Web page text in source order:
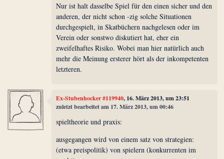
Nur ist halt dasselbe Spiel für den einen sicher und den
anderen, der nicht schon -zig solche Situationen
durchgespielt, in Skatbüchern nachgelesen oder im
Verein oder sonstwo diskutiert hat, eher ein
zweifelhaftes Risiko. Wobei man hier natürlich auch
mehr die Meinung ersterer hört als der inkompetenten
letzteren.
Ex-Stubenhocker #119940, 16. März 2013, um 23:51
zuletzt bearbeitet am 17. März 2013, um 00:46
spieltheorie und praxis:
ausgegangen wird von einem satz von strategien:
(etwa preispolitik) von spielern (konkurrenten im